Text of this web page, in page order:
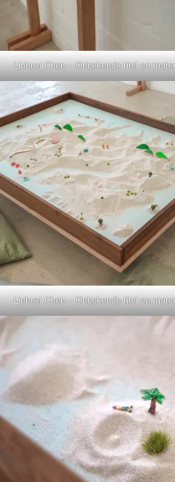
Linhuei Chen – Onbekende titel en
Linhuei Chen – Onbekende titel en